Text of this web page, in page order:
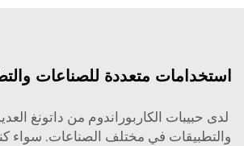
استخدامات متعددة للصناعات
لدى حبيبات الكاربوراندوم من داتونغ
والتطبيقات في مختلف الصناعات. سواء